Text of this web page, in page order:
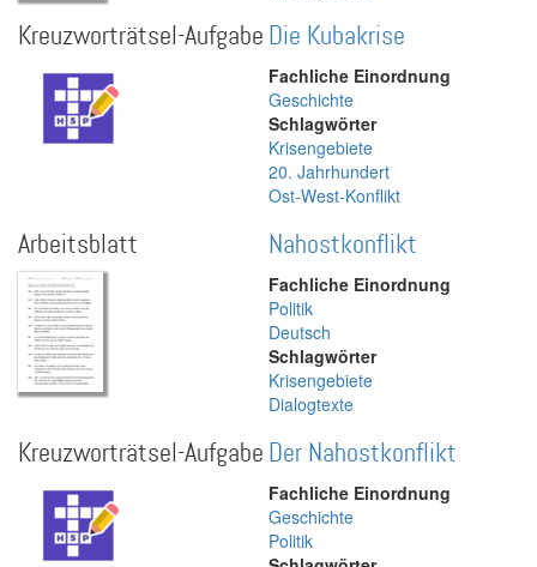
Kreuzworträtsel-Aufgabe Die Kubakrise
Fachliche Einordnung
Geschichte
Schlagwörter
Krisengebiete
20. Jahrhundert
Ost-West-Konflikt
Arbeitsblatt Nahostkonflikt
Fachliche Einordnung
Politik
Deutsch
Schlagwörter
Krisengebiete
Dialogtexte
Kreuzworträtsel-Aufgabe Der Nahostkonflikt
Fachliche Einordnung
Geschichte
Politik